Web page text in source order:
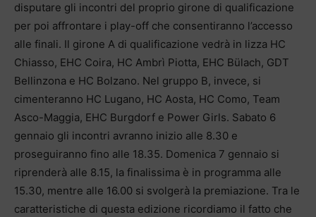
disputare gli incontri del proprio girone di qualificazione
per poi affrontare i play-off che consentiranno l’accesso
alle finali. Il girone A di qualificazione vedrà in lizza HC
Chiasso, EHC Coira, HC Ambrì Piotta, EHC Bülach, GDT
Bellinzona e HC Bolzano. Nel gruppo B, invece, si
cimenteranno HC Lugano, HC Aosta, HC Como, Team
Asco-Maggia, EHC Burgdorf e Power Girls. Sabato 6
gennaio gli incontri avranno inizio alle 8.30 e
proseguiranno fino alle 18.35. Domenica 7 gennaio si
riprenderà alle 8.15, la finalissima è in programma alle
15.30, mentre alle 16.00 si svolgerà la premiazione. Tra le
caratteristiche di questa edizione ricordiamo il fatto che